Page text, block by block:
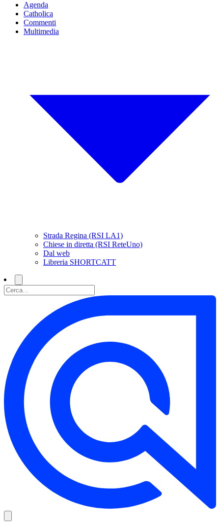
Agenda
Catholica
Commenti
Multimedia
Strada Regina (RSI LA1)
Chiese in diretta (RSI ReteUno)
Dal web
Libreria SHORTCATT